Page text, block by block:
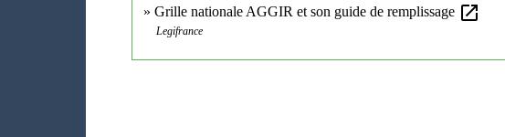
Grille nationale AGGIR et son guide de remplissage open_in_new
Legifrance